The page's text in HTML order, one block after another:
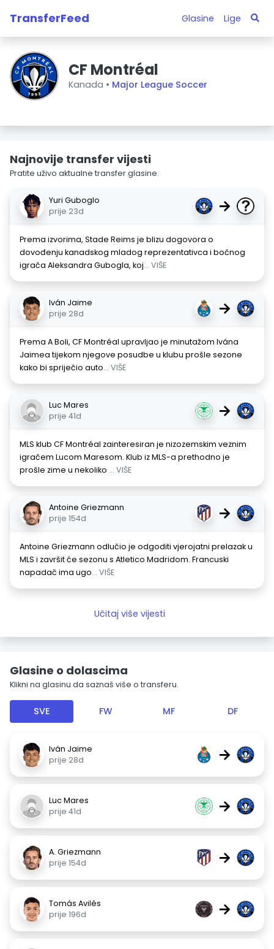
TransferFeed Glasine Lige
CF Montréal
Kanada • Major League Soccer
Najnovije transfer vijesti
Pratite uživo aktualne transfer glasine.
Yuri Guboglo
prije 23d
→
Prema izvorima, Stade Reims je blizu dogovora o
dovođenju kanadskog mladog reprezentativca i bočnog
igrača Aleksandra Gubogla, koj... VIŠE
Iván Jaime
prije 28d
→
Prema A Boli, CF Montréal upravljao je minutažom Ivána
Jaimea tijekom njegove posudbe u klubu prošle sezone
kako bi spriječio auto... VIŠE
Luc Mares
prije 41d
→
MLS klub CF Montréal zainteresiran je nizozemskim veznim
igračem Lucom Maresom. Klub iz MLS-a prethodno je
prošle zime u nekoliko ... VIŠE
Antoine Griezmann
prije 154d
→
Antoine Griezmann odlučio je odgoditi vjerojatni prelazak u
MLS i završit će sezonu s Atletico Madridom. Francuski
napadač ima ugo... VIŠE
Učitaj više vijesti
Glasine o dolascima
Klikni na glasinu da saznaš više o transferu.
SVE FW MF DF
Iván Jaime
prije 28d
→
Luc Mares
prije 41d
→
A. Griezmann
prije 154d
→
Tomás Avilés
prije 196d
→